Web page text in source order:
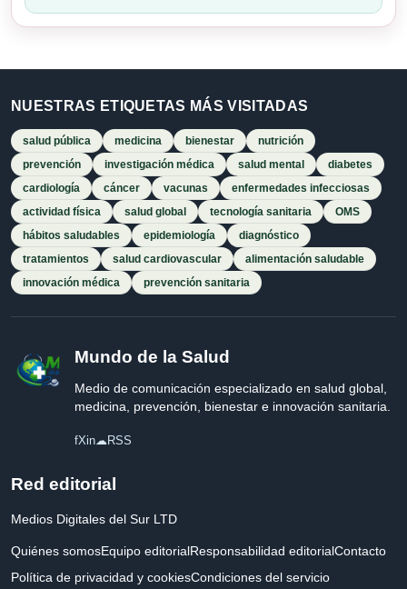
NUESTRAS ETIQUETAS MÁS VISITADAS
salud pública medicina bienestar
nutrición
prevención
investigación médica salud mental
diabetes
cardiología
cáncer vacunas
enfermedades infecciosas
actividad física
salud global tecnología sanitaria
OMS
hábitos saludables
epidemiología
diagnóstico
tratamientos
salud cardiovascular
alimentación saludable
innovación médica
prevención sanitaria
Mundo de la Salud
Medio de comunicación especializado en salud global,
medicina, prevención, bienestar e innovación sanitaria.
fXin☁RSS
Red editorial
Medios Digitales del Sur LTD
Quiénes somosEquipo editorialResponsabilidad editorialContacto
Política de privacidad y cookiesCondiciones del servicio